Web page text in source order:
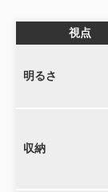
視点
明るさ
収納